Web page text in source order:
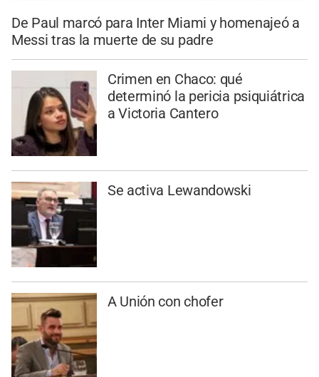
De Paul marcó para Inter Miami y homenajeó a
Messi tras la muerte de su padre
Crimen en Chaco: qué
determinó la pericia psiquiátrica
a Victoria Cantero
Se activa Lewandowski
A Unión con chofer